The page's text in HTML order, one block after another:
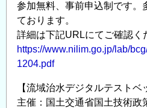
所
研
究
所
公
募
型
参加無料、事前申込制です。
ております。
詳細は下記URLにてご確認く
https://www.nilim.go.jp/lab/
1204.pdf
【流域治水デジタルテストベ
主催：国土交通省国土技術政